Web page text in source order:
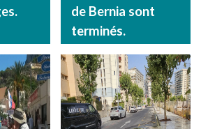
de Bernia sont
terminés.